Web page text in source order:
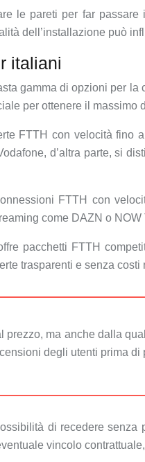
le pareti per far
dell’installazione può
italiani
gamma di opzioni per
per ottenere il massimo
FTTH con velocità
d’altra parte, si
FTTH con
come DAZN o NOW
pacchetti FTTH
trasparenti e senza
ma anche dalla
degli utenti prima di
di recedere
vincolo